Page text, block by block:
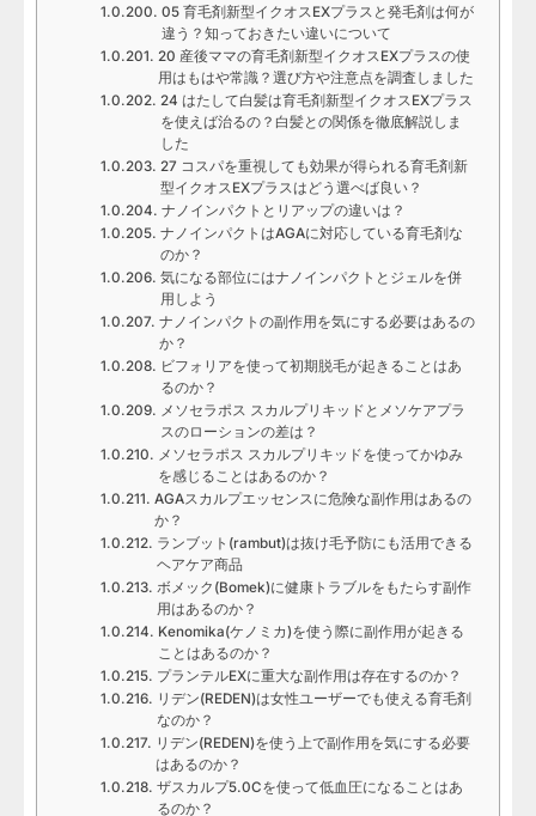
05 育毛剤新型イクオスEXプラスと発毛剤は何が
違う？知っておきたい違いについて
20 産後ママの育毛剤新型イクオスEXプラスの使
用はもはや常識？選び方や注意点を調査しました
24 はたして白髪は育毛剤新型イクオスEXプラス
を使えば治るの？白髪との関係を徹底解説しま
した
27 コスパを重視しても効果が得られる育毛剤新
型イクオスEXプラスはどう選べば良い？
ナノインパクトとリアップの違いは？
ナノインパクトはAGAに対応している育毛剤な
のか？
気になる部位にはナノインパクトとジェルを併
用しよう
ナノインパクトの副作用を気にする必要はあるの
か？
ビフォリアを使って初期脱毛が起きることはあ
るのか？
メソセラポス スカルプリキッドとメソケアプラ
スのローションの差は？
メソセラポス スカルプリキッドを使ってかゆみ
を感じることはあるのか？
AGAスカルプエッセンスに危険な副作用はあるの
か？
ランブット(rambut)は抜け毛予防にも活用できる
ヘアケア商品
ボメック(Bomek)に健康トラブルをもたらす副作
用はあるのか？
Kenomika(ケノミカ)を使う際に副作用が起きる
ことはあるのか？
プランテルEXに重大な副作用は存在するのか？
リデン(REDEN)は女性ユーザーでも使える育毛剤
なのか？
リデン(REDEN)を使う上で副作用を気にする必要
はあるのか？
ザスカルプ5.0Cを使って低血圧になることはあ
るのか？